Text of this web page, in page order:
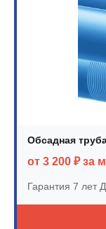
Обсадная
от 3 200 ₽ за
Гарантия 7 лет